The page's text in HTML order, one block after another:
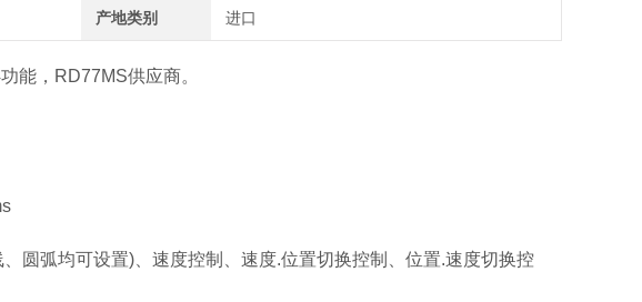
产地类别 进口
能，RD77MS供应商。
圆弧均可设置)、速度控制、速度.位置切换控制、位置.速度切换控